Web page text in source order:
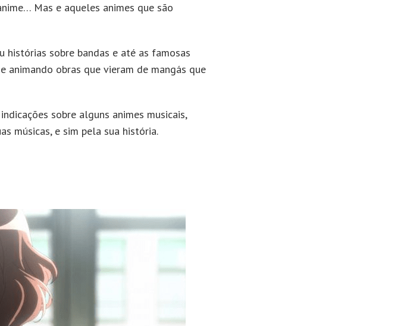
Mas e aqueles animes que são
histórias sobre bandas e até as famosas
animando obras que vieram de mangás que
sobre alguns animes musicais,
músicas, e sim pela sua história.